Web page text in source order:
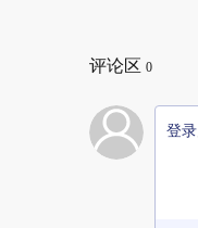
评论区 0
登录